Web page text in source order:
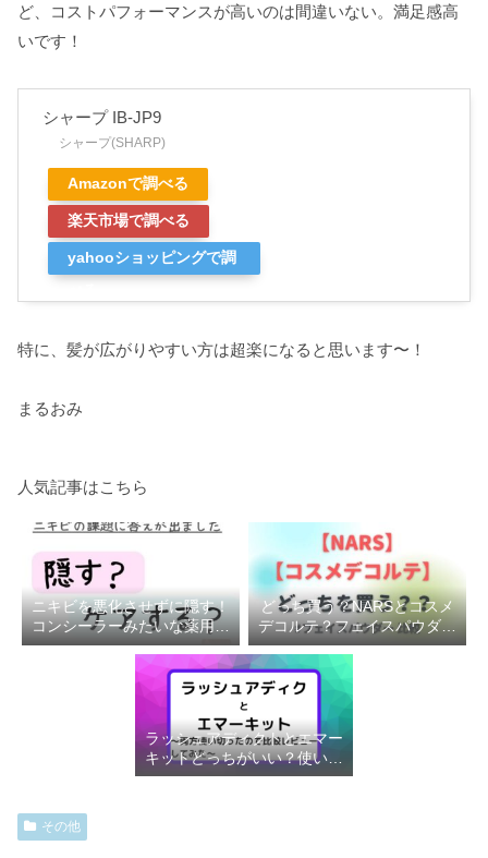
ど、コストパフォーマンスが高いのは間違いない。満足感高
いです！
シャープ IB-JP9
シャープ(SHARP)
Amazonで調べる
楽天市場で調べる
yahooショッピングで調
特に、髪が広がりやすい方は超楽になると思います〜！
まるおみ
人気記事はこちら
ニキビを悪化させずに隠す！
コンシーラーみたいな薬用ク
リームがすごく便利
どっち買う？NARSとコスメ
デコルテ？フェイスパウダー
比較した
ラッシュアディクトとエマー
キットどっちがいい？使い切
り比較する
その他